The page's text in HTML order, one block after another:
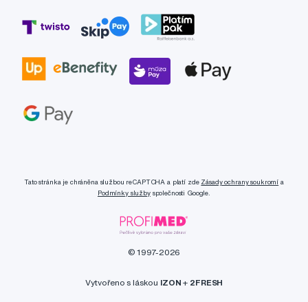
Tato stránka je chráněna službou reCAPTCHA a platí zde Zásady ochrany soukromí a
Podmínky službyspolečnosti Google.
© 1997-2026
Vytvořeno s láskou IZON + 2FRESH